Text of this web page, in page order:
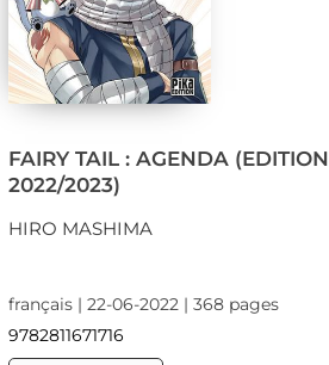
FAIRY TAIL : AGENDA (EDITION
2022/2023)
HIRO MASHIMA
français | 22-06-2022 | 368 pages
9782811671716